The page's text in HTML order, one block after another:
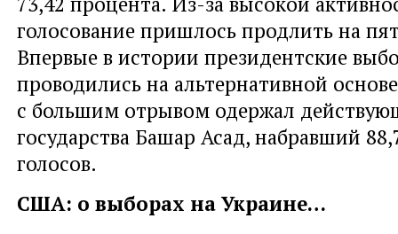
голосование пришлось продлить на
Впервые в истории президентские
проводились на альтернативной
с большим отрывом одержал
государства Башар Асад, набравший
голосов.
США: о выборах на Украине…